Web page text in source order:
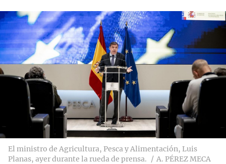
El ministro de Agricultura, Pesca y Alimentación, Luis
Planas, ayer durante la rueda de prensa.
A. PÉREZ MECA